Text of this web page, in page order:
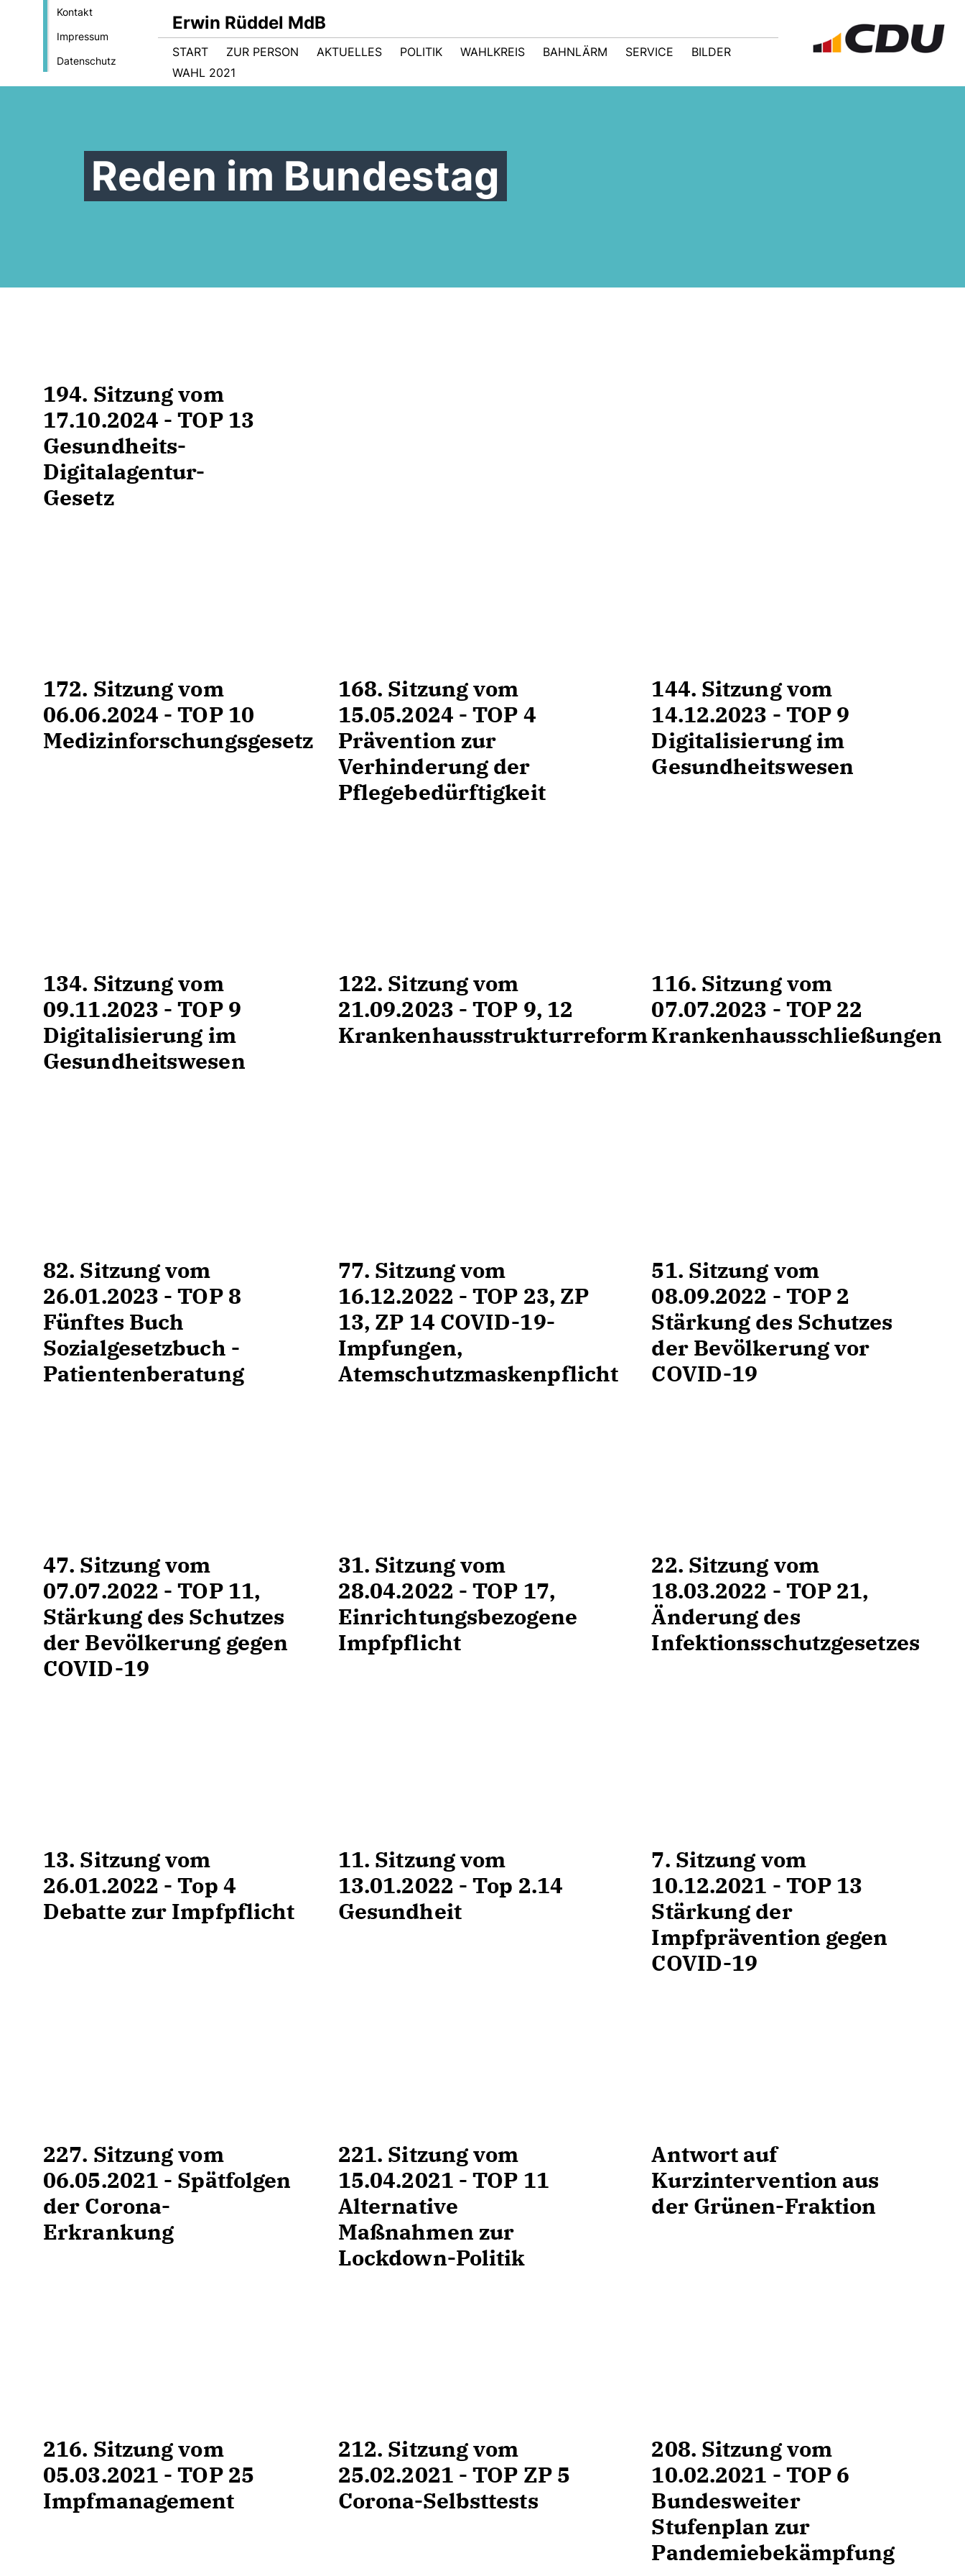
Kontakt
Impressum
Datenschutz
Erwin Rüddel MdB
START ZUR PERSON AKTUELLES POLITIK WAHLKREIS BAHNLÄRM SERVICE
BILDER
WAHL 2021
Reden im Bundestag
194. Sitzung vom
17.10.2024 - TOP 13
Gesundheits-
Digitalagentur-
Gesetz
172. Sitzung vom
06.06.2024 - TOP 10
Medizinforschungsgesetz
168. Sitzung vom
15.05.2024 - TOP 4
Prävention zur
Verhinderung der
Pflegebedürftigkeit
144. Sitzung vom
14.12.2023 - TOP 9
Digitalisierung im
Gesundheitswesen
134. Sitzung vom
09.11.2023 - TOP 9
Digitalisierung im
Gesundheitswesen
122. Sitzung vom
21.09.2023 - TOP 9, 12
Krankenhausstrukturreform
116. Sitzung vom
07.07.2023 - TOP 22
Krankenhausschließungen
82. Sitzung vom
26.01.2023 - TOP 8
Fünftes Buch
Sozialgesetzbuch -
Patientenberatung
77. Sitzung vom
16.12.2022 - TOP 23, ZP
13, ZP 14 COVID-19-
Impfungen,
Atemschutzmaskenpflicht
51. Sitzung vom
08.09.2022 - TOP 2
Stärkung des Schutzes
der Bevölkerung vor
COVID-19
47. Sitzung vom
07.07.2022 - TOP 11,
Stärkung des Schutzes
der Bevölkerung gegen
COVID-19
31. Sitzung vom
28.04.2022 - TOP 17,
Einrichtungsbezogene
Impfpflicht
22. Sitzung vom
18.03.2022 - TOP 21,
Änderung des
Infektionsschutzgesetzes
13. Sitzung vom
26.01.2022 - Top 4
Debatte zur Impfpflicht
11. Sitzung vom
13.01.2022 - Top 2.14
Gesundheit
7. Sitzung vom
10.12.2021 - TOP 13
Stärkung der
Impfprävention gegen
COVID-19
227. Sitzung vom
06.05.2021 - Spätfolgen
der Corona-
Erkrankung
221. Sitzung vom
15.04.2021 - TOP 11
Alternative
Maßnahmen zur
Lockdown-Politik
Antwort auf
Kurzintervention aus
der Grünen-Fraktion
216. Sitzung vom
05.03.2021 - TOP 25
Impfmanagement
212. Sitzung vom
25.02.2021 - TOP ZP 5
Corona-Selbsttests
208. Sitzung vom
10.02.2021 - TOP 6
Bundesweiter
Stufenplan zur
Pandemiebekämpfung